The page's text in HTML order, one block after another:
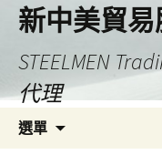
新中美貿
STEELMEN
代理
選單